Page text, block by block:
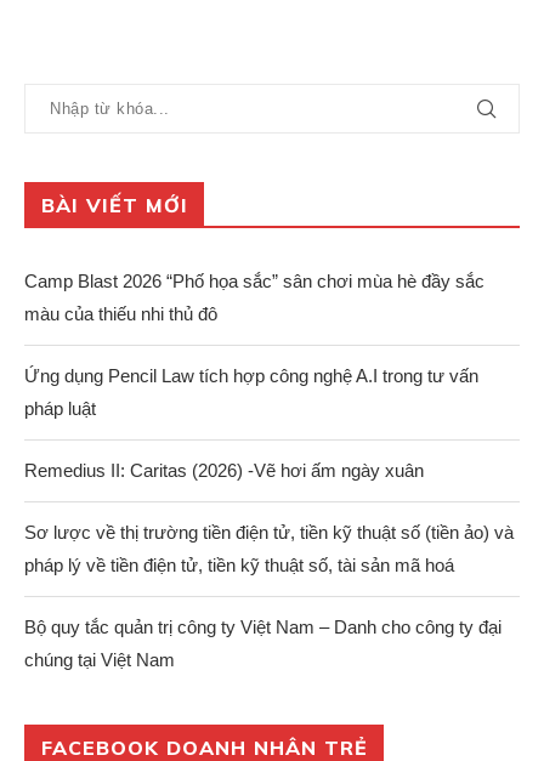
BÀI VIẾT MỚI
Camp Blast 2026 “Phố họa sắc” sân chơi mùa hè đầy sắc
màu của thiếu nhi thủ đô
Ứng dụng Pencil Law tích hợp công nghệ A.I trong tư vấn
pháp luật
Remedius II: Caritas (2026) -Vẽ hơi ấm ngày xuân
Sơ lược về thị trường tiền điện tử, tiền kỹ thuật số (tiền ảo) và
pháp lý về tiền điện tử, tiền kỹ thuật số, tài sản mã hoá
Bộ quy tắc quản trị công ty Việt Nam – Danh cho công ty đại
chúng tại Việt Nam
FACEBOOK DOANH NHÂN TRẺ